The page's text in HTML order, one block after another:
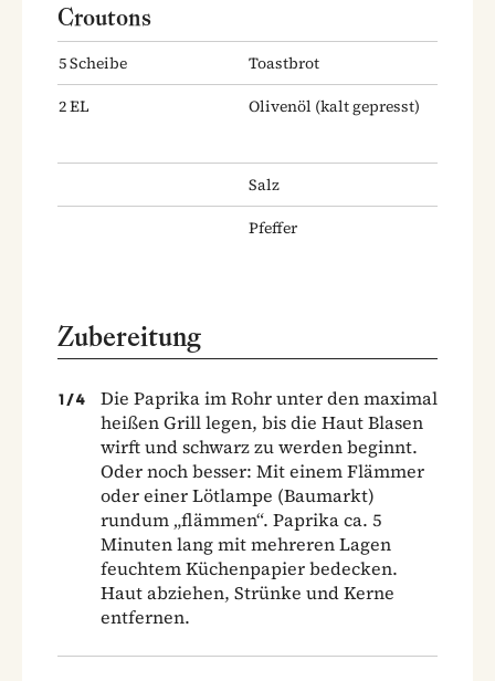
Croutons
5Scheibe
Toastbrot
2EL Olivenöl (kalt gepresst)
Salz
Pfeffer
Zubereitung
1 /4
Die Paprika im Rohr unter den maximal
heißen Grill legen, bis die Haut Blasen
wirft und schwarz zu werden beginnt.
Oder noch besser: Mit einem Flämmer
oder einer Lötlampe (Baumarkt)
rundum „flämmen“. Paprika ca. 5
Minuten lang mit mehreren Lagen
feuchtem Küchenpapier bedecken.
Haut abziehen, Strünke und Kerne
entfernen.